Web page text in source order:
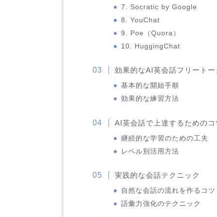
7. Socratic by Google
8. YouChat
9. Poe（Quora）
10. HuggingChat
効果的なAI英会話フリート
基本的な開始手順
効果的な練習方法
AI英会話で上達するためのコ
継続的な学習のための工夫
レベル別活用方法
実践的な会話テクニック
自然な会話の流れを作るコツ
語彙力強化のテクニック